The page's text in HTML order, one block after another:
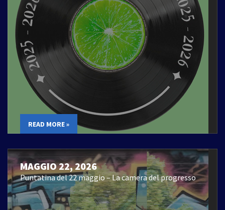
READ MORE »
MAGGIO 22, 2026
Puntatina del 22 maggio – La camera del progresso